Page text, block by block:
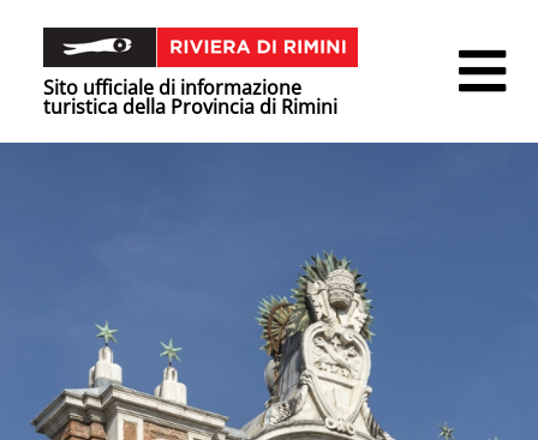
Sito ufficiale di informazione
turistica della Provincia di Rimini